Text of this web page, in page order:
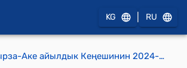
KG RU
Мырза-Аке айылдык Кеңешинин 2024-жылдын 19-апрели № 16 “БАЛ көчөт” акционердик коомунан 1,6 га жер аянтын Мырза-Аке айыл өкмөтүнүн Жайыт жерине өткөрүүгө макулдук берүү жөнүндө токтому